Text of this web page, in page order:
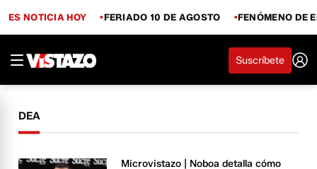
ES NOTICIA HOY FERIADO 10 DE AGOSTO FENÓMENO DE
Suscríbete
DEA
Microvistazo | Noboa detalla cómo